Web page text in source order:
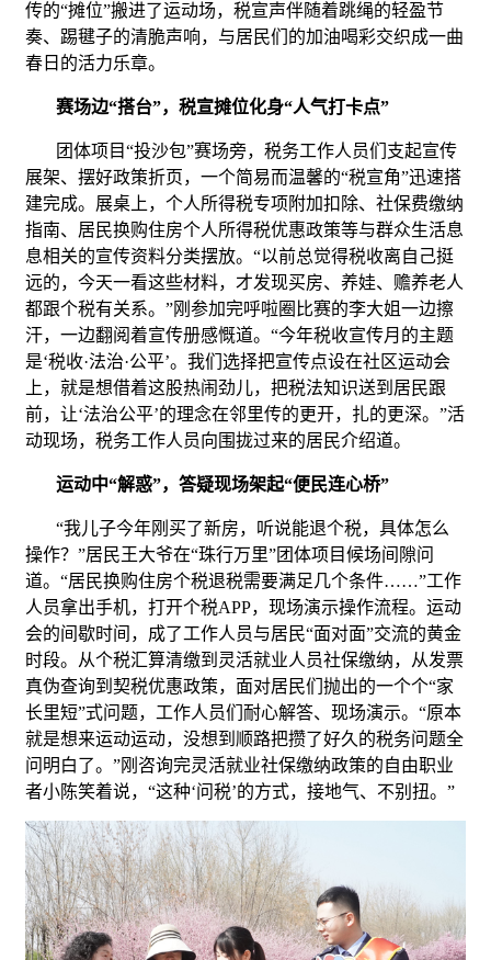
传的“摊位”搬进了运动场，税宣声伴随着跳绳的轻盈节
奏、踢毽子的清脆声响，与居民们的加油喝彩交织成一曲
春日的活力乐章。
赛场边“搭台”，税宣摊位化身“人气打卡点”
团体项目“投沙包”赛场旁，税务工作人员们支起宣传
展架、摆好政策折页，一个简易而温馨的“税宣角”迅速搭
建完成。展桌上，个人所得税专项附加扣除、社保费缴纳
指南、居民换购住房个人所得税优惠政策等与群众生活息
息相关的宣传资料分类摆放。“以前总觉得税收离自己挺
远的，今天一看这些材料，才发现买房、养娃、赡养老人
都跟个税有关系。”刚参加完呼啦圈比赛的李大姐一边擦
汗，一边翻阅着宣传册感慨道。“今年税收宣传月的主题
是‘税收·法治·公平’。我们选择把宣传点设在社区运动会
上，就是想借着这股热闹劲儿，把税法知识送到居民跟
前，让‘法治公平’的理念在邻里传的更开，扎的更深。”活
动现场，税务工作人员向围拢过来的居民介绍道。
运动中“解惑”，答疑现场架起“便民连心桥”
“我儿子今年刚买了新房，听说能退个税，具体怎么
操作？”居民王大爷在“珠行万里”团体项目候场间隙问
道。“居民换购住房个税退税需要满足几个条件……”工作
人员拿出手机，打开个税APP，现场演示操作流程。运动
会的间歇时间，成了工作人员与居民“面对面”交流的黄金
时段。从个税汇算清缴到灵活就业人员社保缴纳，从发票
真伪查询到契税优惠政策，面对居民们抛出的一个个“家
长里短”式问题，工作人员们耐心解答、现场演示。“原本
就是想来运动运动，没想到顺路把攒了好久的税务问题全
问明白了。”刚咨询完灵活就业社保缴纳政策的自由职业
者小陈笑着说，“这种‘问税’的方式，接地气、不别扭。”